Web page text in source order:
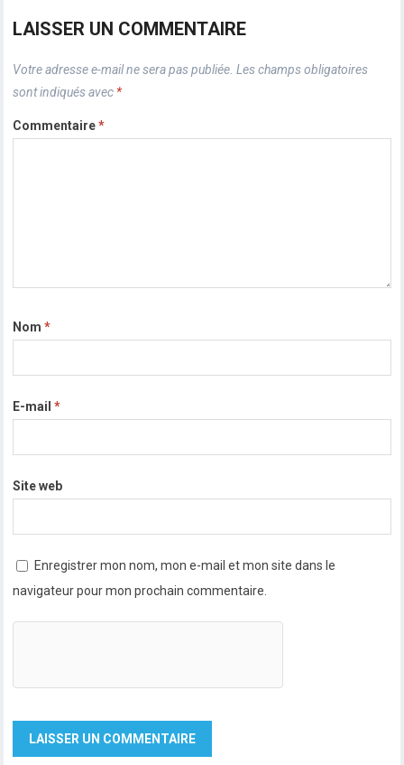
LAISSER UN COMMENTAIRE
Votre adresse e-mail ne sera pas publiée. Les champs obligatoires
sont indiqués avec *
Commentaire*
Nom*
E-mail*
Site web
Enregistrer mon nom, mon e-mail et mon site dans le
navigateur pour mon prochain commentaire.